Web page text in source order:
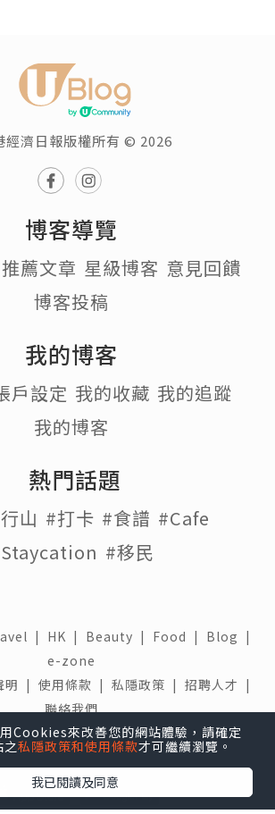
經濟日報版權所有 © 2026
博客導覽
推薦文章 星級博客 意見回饋
博客投稿
我的博客
戶設定 我的收藏 我的追蹤
我的博客
熱門話題
山 #打卡 #食譜 #Cafe
#移民
| HK | Beauty | Food | Blog |
e-zone
明 | 使用條款 | 私隱政策 | 招聘人才 |
聯絡我們
U Lifestyle應用程式
Cookies來改善您的網站體驗，請確定
之私隱政策和使用條款才可繼續瀏覽。
我已閱讀及同意